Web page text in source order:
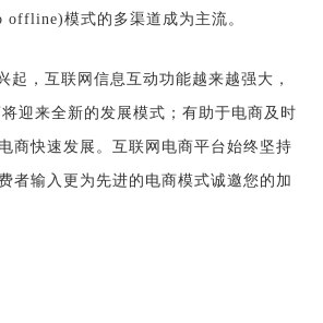
offline)模式的多渠道成为主流。
起，互联网信息互动功能越来越强大，
迎来全新的发展模式；有助于电商及时
商快速发展。互联网电商平台始终坚持
者输入更为先进的电商模式诚邀您的加